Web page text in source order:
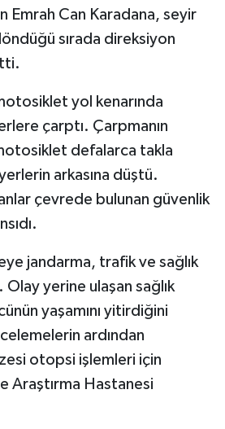
Emrah Can Karadana, seyir
sırada direksiyon
yol kenarında
çarptı. Çarpmanın
defalarca takla
arkasına düştü.
anlar çevrede bulunan güvenlik
jandarma, trafik ve sağlık
yerine ulaşan sağlık
yaşamını yitirdiğini
ardından
otopsi işlemleri için
Araştırma Hastanesi